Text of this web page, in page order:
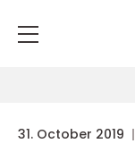
31. October 2019